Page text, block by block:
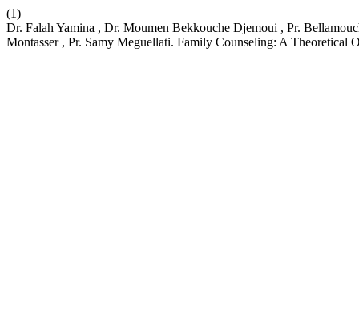
(1)
Dr. Falah Yamina , Dr. Moumen Bekkouche Djemoui , Pr.
Montasser , Pr. Samy Meguellati. Family Counseling: A Theoretical